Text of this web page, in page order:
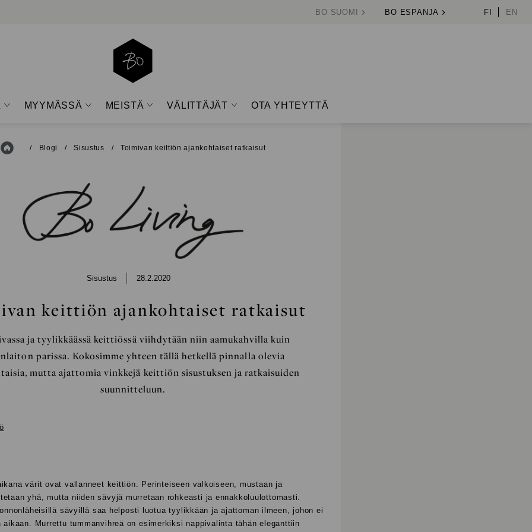
BO SUOMI BO ESPANJA FI EN
MYYMÄSSÄ MEISTÄ VÄLITTÄJÄT OTA YHTEYTTÄ
Etusivu/ Blogi / Sisustus / Toimivan keittiön ajankohtaiset ratkaisut
BO
LIVING
Sisustus 28.2.2020
keittiön ajankohtaiset ratkaisut
ja tyylikkäässä keittiössä viihdytään niin aamukahvilla kuin
parissa. Kokosimme yhteen tällä hetkellä pinnalla olevia
mutta ajattomia vinkkejä keittiön sisustuksen ja ratkaisuiden
suunnitteluun.
värit ovat vallanneet keittiön. Perinteiseen valkoiseen, mustaan ja
yhä, mutta niiden sävyjä murretaan rohkeasti ja ennakkoluulottomasti.
sävyillä saa helposti luotua tyylikkään ja ajattoman ilmeen, johon ei
aikaan. Murrettu tummanvihreä on esimerkiksi nappivalinta tähän eleganttiin